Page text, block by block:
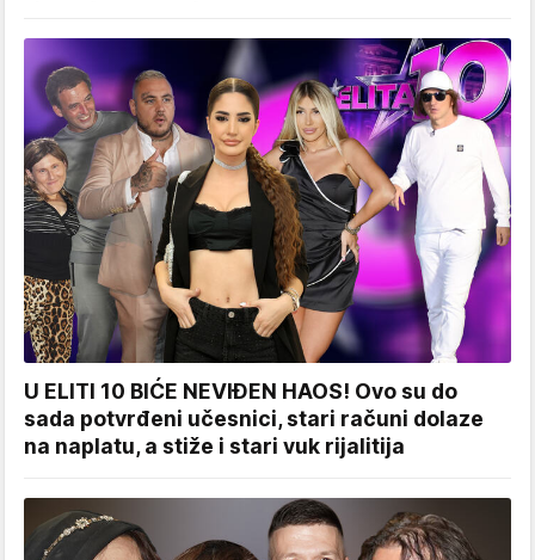
U ELITI 10 BIĆE NEVIĐEN HAOS! Ovo su do
sada potvrđeni učesnici, stari računi dolaze
na naplatu, a stiže i stari vuk rijalitija